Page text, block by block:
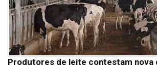
Produtores de leite contestam nova